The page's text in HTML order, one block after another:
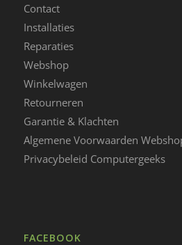
Contact
Installaties
Reparaties
Webshop
Winkelwagen
Retourneren
Garantie & Klachten
Algemene Voorwaarden
Privacybeleid Computergeeks
FACEBOOK